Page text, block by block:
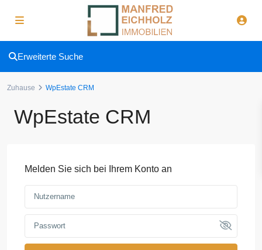
Erweiterte Suche
Zuhause WpEstate CRM
WpEstate CRM
Melden Sie sich bei Ihrem Konto an